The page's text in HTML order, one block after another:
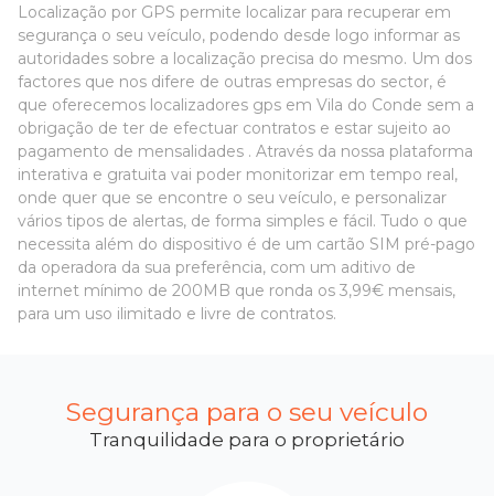
Localização por GPS permite localizar para recuperar em
segurança o seu veículo, podendo desde logo informar as
autoridades sobre a localização precisa do mesmo. Um dos
factores que nos difere de outras empresas do sector, é
que oferecemos localizadores gps em Vila do Conde sem a
obrigação de ter de efectuar contratos e estar sujeito ao
pagamento de mensalidades . Através da nossa plataforma
interativa e gratuita vai poder monitorizar em tempo real,
onde quer que se encontre o seu veículo, e personalizar
vários tipos de alertas, de forma simples e fácil. Tudo o que
necessita além do dispositivo é de um cartão SIM pré-pago
da operadora da sua preferência, com um aditivo de
internet mínimo de 200MB que ronda os 3,99€ mensais,
para um uso ilimitado e livre de contratos.
Segurança para o seu veículo
Tranquilidade para o proprietário